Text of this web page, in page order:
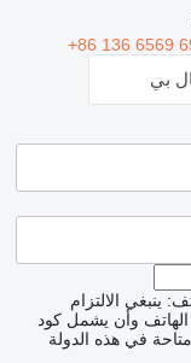
+86 136 6569
بي
ينبغي الالتزام
الهاتف وأن يشمل كود
في هذه الدولة